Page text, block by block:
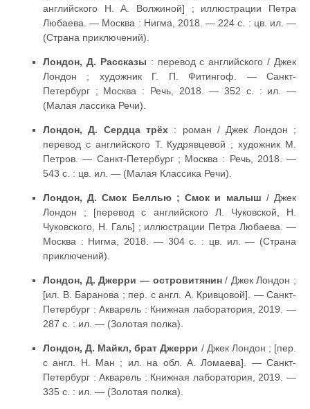
английского Н. А. Волжиной] ; иллюстрации Петра
Любаева. — Москва : Нигма, 2018. — 224 с. : цв. ил. —
(Страна приключений).
Лондон, Д. Рассказы : перевод с английского / Джек
Лондон ; художник Г. П. Фитингоф. — Санкт-
Петербург ; Москва : Речь, 2018. — 352 с. : ил. —
(Малая лассика Речи).
Лондон, Д. Сердца трёх : роман / Джек Лондон ;
перевод с английского Т. Кудрявцевой ; художник М.
Петров. — Санкт-Петербург ; Москва : Речь, 2018. —
543 с. : цв. ил. — (Малая Классика Речи).
Лондон, Д. Смок Беллью ; Смок и малыш / Джек
Лондон ; [перевод с английского Л. Чуковской, Н.
Чуковского, Н. Галь] ; иллюстрации Петра Любаева. —
Москва : Нигма, 2018. — 304 с. : цв. ил. — (Страна
приключений).
Лондон, Д. Джерри — островитянин/ Джек Лондон ;
[ил. В. Баранова ; пер. с англ. А. Кривцовой]. — Санкт-
Петербург : Акварель : Книжная лаборатория, 2019. —
287 с. : ил. — (Золотая полка).
Лондон, Д. Майкл, брат Джерри / Джек Лондон ; [пер.
с англ. Н. Ман ; ил. на обл. А. Ломаева]. — Санкт-
Петербург : Акварель : Книжная лаборатория, 2019. —
335 с. : ил. — (Золотая полка).